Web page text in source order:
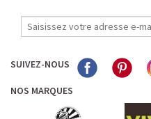
SUIVEZ-NOUS
NOS MARQUES